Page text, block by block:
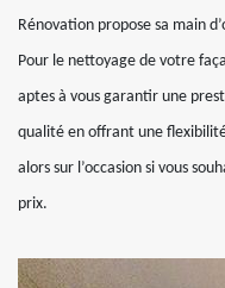
Rénovation propose sa main
Pour le nettoyage de votre
aptes à vous garantir une
qualité en offrant une
alors sur l’occasion si vous
prix.